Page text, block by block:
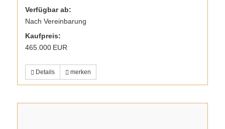
Verfügbar ab:
Nach Vereinbarung
Kaufpreis:
465.000 EUR
Details merken